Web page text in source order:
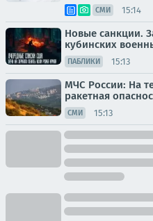
СМИ 15:14
Новые санкции.
кубинских
ПАБЛИКИ 15:13
МЧС России: На
ракетная
СМИ 15:13